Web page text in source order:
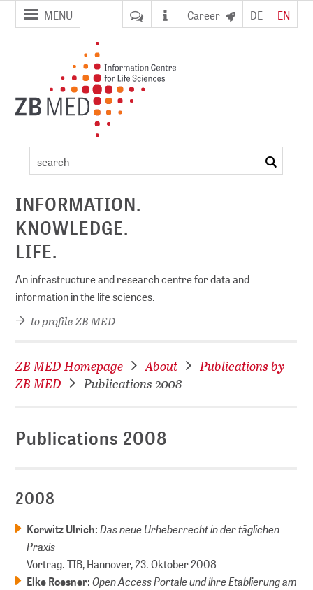
jump to
pagenavigation
jump to
content
MENU Career DE EN
Publications
2008
search
INFORMATION.
KNOWLEDGE.
LIFE.
An infrastructure and research centre for data and
information in the life sciences.
to profile ZB MED
ZB MED Homepage About
Publications by
ZB MED
Publications 2008
Publications 2008
2008
Korwitz Ulrich:Das neue Urheberrecht in der täglichen
Praxis
Vortrag. TIB, Hannover, 23. Oktober 2008
Elke Roesner:Open Access Portale und ihre Etablierung am
digital library